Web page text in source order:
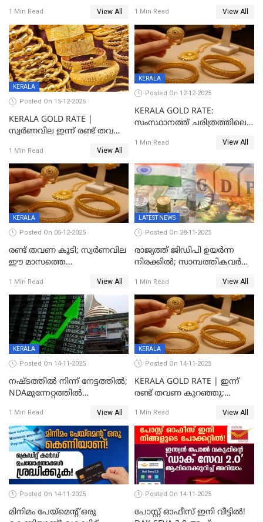
1 Min Read View All 1 Min Read View All
KERALA
Posted On 15-12-2025
KERALA GOLD RATE |
സ്വർണവില ഇന്ന് രണ്ട് തവണ
സർവകാല റെക്കോഡ്
1 Min Read View All
KERALA
Posted On 12-12-2025
KERALA GOLD RATE:
സംസ്ഥാനത്ത് ചരിത്രത്തിലെ
സ്വർണം; സർവ്വകാല
1 Min Read View All
KERALA
Posted On 05-12-2025
രണ്ട് തവണ കൂടി; സ്വർണവില
ഈ മാസത്തെ
1 Min Read View All
LATEST NEWS
Posted On 28-11-2025
രാജ്യത്ത് ജിഡിപി ഉയര്‍ന്ന
നിരക്കില്‍; സാമ്പത്തികവർഷം
ശതമാനമായി; പ്രചോദനം
നൽകുന്നുവെന്ന് മോദി
1 Min Read View All
KERALA
Posted On 14-11-2025
നഷ്ടത്തിൽ നിന്ന് നേട്ടത്തിൽ;
NDAമുന്നേറ്റത്തിൽ
1 Min Read View All
KERALA
Posted On 14-11-2025
KERALA GOLD RATE | ഇന്ന്
രണ്ട് തവണ കുറഞ്ഞു;
1 Min Read View All
Posted On 14-11-2025
മിനിമം പേയ്മെന്റ് ഒരു
Posted On 14-11-2025
പോസ്റ്റ് ഓഫീസ് ഇനി വീട്ടിൽ!